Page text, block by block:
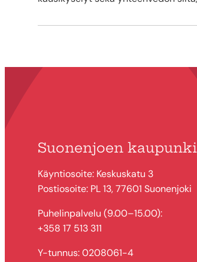
Suonenjoen kaupunki
Käyntiosoite: Keskuskatu 3
Postiosoite: PL 13, 77601 Suonenjoki
Puhelinpalvelu (9.00–15.00):
+358 17 513 311
Y-tunnus: 0208061-4